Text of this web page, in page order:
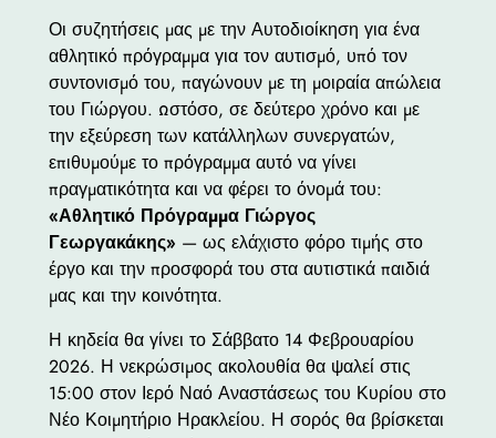
Οι συζητήσεις μας με την Αυτοδιοίκηση για ένα
αθλητικό πρόγραμμα για τον αυτισμό, υπό τον
συντονισμό του, παγώνουν με τη μοιραία απώλεια
του Γιώργου. Ωστόσο, σε δεύτερο χρόνο και με
την εξεύρεση των κατάλληλων συνεργατών,
επιθυμούμε το πρόγραμμα αυτό να γίνει
πραγματικότητα και να φέρει το όνομά του:
«Αθλητικό Πρόγραμμα Γιώργος
Γεωργακάκης» — ως ελάχιστο φόρο τιμής στο
έργο και την προσφορά του στα αυτιστικά παιδιά
μας και την κοινότητα.
Η κηδεία θα γίνει το Σάββατο 14 Φεβρουαρίου
2026. Η νεκρώσιμος ακολουθία θα ψαλεί στις
15:00 στον Ιερό Ναό Αναστάσεως του Κυρίου στο
Νέο Κοιμητήριο Ηρακλείου. Η σορός θα βρίσκεται